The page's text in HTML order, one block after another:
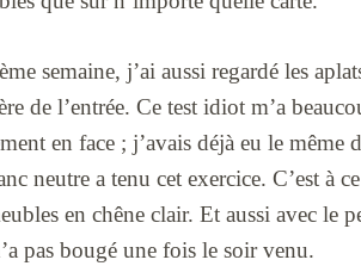
semaine, j’ai aussi regardé les
de l’entrée. Ce test idiot m’a
en face ; j’avais déjà eu le même
neutre a tenu cet exercice. C’est à
en chêne clair. Et aussi avec le
pas bougé une fois le soir venu.